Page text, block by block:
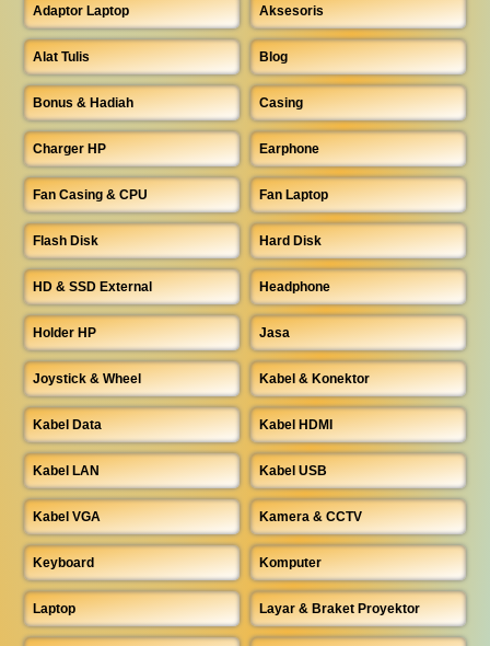
Adaptor Laptop Aksesoris
Alat Tulis Blog
Bonus & Hadiah Casing
Charger HP Earphone
Fan Casing & CPU Fan Laptop
Flash Disk Hard Disk
HD & SSD External Headphone
Holder HP Jasa
Joystick & Wheel Kabel & Konektor
Kabel Data Kabel HDMI
Kabel LAN Kabel USB
Kabel VGA Kamera & CCTV
Keyboard Komputer
Laptop Layar & Braket Proyektor